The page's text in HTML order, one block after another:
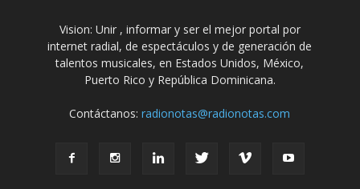
Vision: Unir , informar y ser el mejor portal por
internet radial, de espectáculos y de generación de
talentos musicales, en Estados Unidos, México,
Puerto Rico y República Dominicana.
Contáctanos:radionotas@radionotas.com